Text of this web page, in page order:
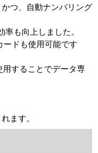
つ、自動ナンバリング
も向上しました。
ードも使用可能です
することでデータ専
ます。